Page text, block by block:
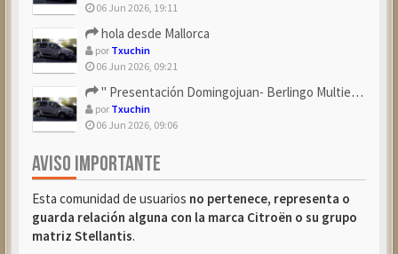
06 Jun 2026, 19:11
hola desde Mallorca
por Txuchin
06 Jun 2026, 09:21
" Presentación Domingojuan- Berlingo Multiespace Blue ...
por Txuchin
06 Jun 2026, 09:06
AVISO IMPORTANTE
Esta comunidad de usuarios no pertenece, representa o
guarda relación alguna con la marca Citroën o su grupo
matriz Stellantis.